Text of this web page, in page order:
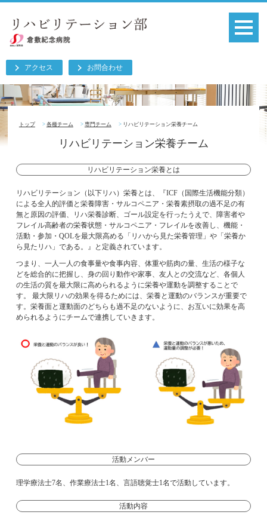
アクセス お問合わせ
トップ 各種チーム 専門チーム リハビリテーション栄養チーム
リハビリテーション栄養チーム
リハビリテーション栄養とは
リハビリテーション（以下リハ）栄養とは、『ICF（国際生活機能分類）
による全人的評価と栄養障害・サルコペニア・栄養素摂取の過不足の有
無と原因の評価、リハ栄養診断、ゴール設定を行ったうえで、障害者や
フレイル高齢者の栄養状態・サルコペニア・フレイルを改善し、機能・
活動・参加・QOLを最大限高める「リハから見た栄養管理」や「栄養か
ら見たリハ」である。』と定義されています。
つまり、一人一人の食事量や食事内容、体重や筋肉の量、生活の様子な
どを総合的に把握し、身の回り動作や家事、友人との交流など、各個人
の生活の質を最大限に高められるように栄養や運動を調整することで
す。 最大限リハの効果を得るためには、栄養と運動のバランスが重要で
す。栄養面と運動面のどちらも過不足のないように、お互いに効果を高
められるようにチームで連携していきます。
活動メンバー
理学療法士7名、作業療法士1名、言語聴覚士1名で活動しています。
活動内容